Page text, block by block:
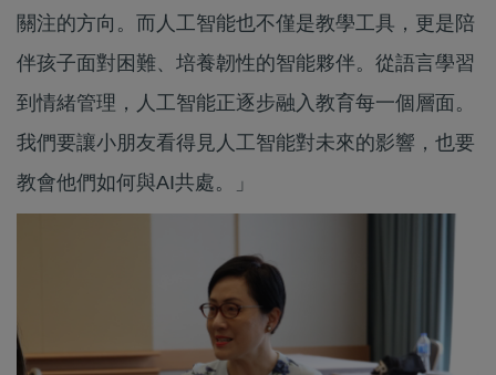
關注的方向。而人工智能也不僅是教學工具，更是陪
伴孩子面對困難、培養韌性的智能夥伴。從語言學習
到情緒管理，人工智能正逐步融入教育每一個層面。
我們要讓小朋友看得見人工智能對未來的影響，也要
教會他們如何與AI共處。」